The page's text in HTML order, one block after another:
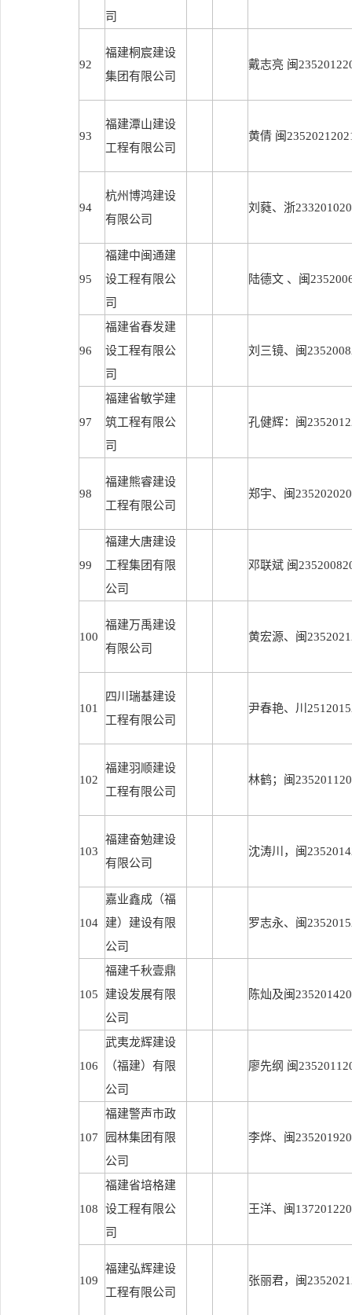
司
92
福建桐宸建设
集团有限公司
戴志亮 闽
93
福建潭山建设
工程有限公司
黄倩 闽
94
杭州博鸿建设
有限公司
刘蕤、浙
95
福建中闽通建
设工程有限公
司
陆德文 、闽
96
福建省春发建
设工程有限公
司
刘三镜、闽
97
福建省敏学建
筑工程有限公
司
孔健辉：闽
98
福建熊睿建设
工程有限公司
郑宇、闽
99
福建大唐建设
工程集团有限
公司
邓联斌 闽
100
福建万禹建设
有限公司
黄宏源、闽
101
四川瑞基建设
工程有限公司
尹春艳、川
102
福建羽顺建设
工程有限公司
林鹤；闽
103
福建奋勉建设
有限公司
沈涛川，闽
104
嘉业鑫成（福
建）建设有限
公司
罗志永、闽
105
福建千秋壹鼎
建设发展有限
公司
陈灿及闽
106
武夷龙辉建设
（福建）有限
公司
廖先纲 闽
107
福建警声市政
园林集团有限
公司
李烨、闽
108
福建省培格建
设工程有限公
司
王洋、闽
109
福建弘辉建设
工程有限公司
张丽君，闽